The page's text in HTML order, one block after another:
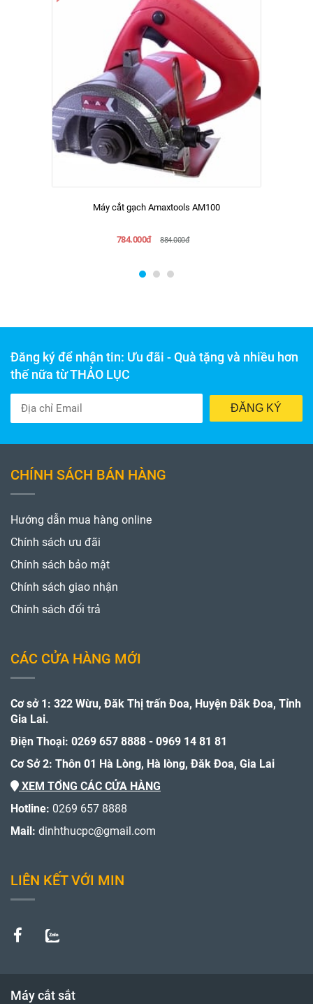
Máy cắt gạch Amaxtools AM100
784.000đ 884.000đ
Máy cắt sắt
Đăng ký để nhận tin: Ưu đãi - Quà tặng và nhiều hơn
thế nữa từ THẢO LỤC
ĐĂNG KÝ
CHÍNH SÁCH BÁN HÀNG
Hướng dẫn mua hàng online
Chính sách ưu đãi
Chính sách bảo mật
Chính sách giao nhận
Chính sách đổi trả
CÁC CỬA HÀNG MỚI
Cơ sở 1: 322 Wừu, Đăk Thị trấn Đoa, Huyện Đăk Đoa, Tỉnh
Gia Lai.
Điện Thoại: 0269 657 8888 - 0969 14 81 81
Cơ Sở 2: Thôn 01 Hà Lòng, Hà lòng, Đăk Đoa, Gia Lai
XEM TỔNG CÁC CỬA HÀNG
Hotline: 0269 657 8888
Mail: dinhthucpc@gmail.com
LIÊN KẾT VỚI MIN